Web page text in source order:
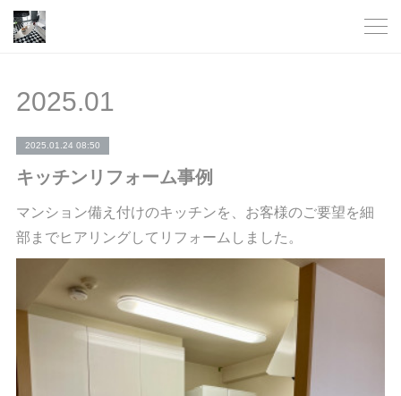
2025.01
2025.01.24 08:50
キッチンリフォーム事例
マンション備え付けのキッチンを、お客様のご要望を細
部までヒアリングしてリフォームしました。